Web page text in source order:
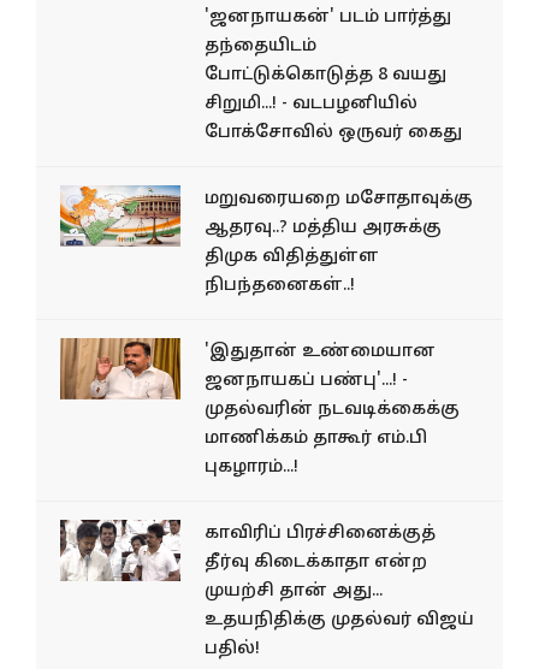
'ஜனநாயகன்' படம் பார்த்து
தந்தையிடம்
போட்டுக்கொடுத்த 8 வயது
சிறுமி...! - வடபழனியில்
போக்சோவில் ஒருவர் கைது
மறுவரையறை மசோதாவுக்கு
ஆதரவு..? மத்திய அரசுக்கு
திமுக விதித்துள்ள
நிபந்தனைகள்..!
'இதுதான் உண்மையான
ஜனநாயகப் பண்பு'...! -
முதல்வரின் நடவடிக்கைக்கு
மாணிக்கம் தாகூர் எம்.பி
புகழாரம்...!
காவிரிப் பிரச்சினைக்குத்
தீர்வு கிடைக்காதா என்ற
முயற்சி தான் அது...
உதயநிதிக்கு முதல்வர் விஜய்
பதில்!